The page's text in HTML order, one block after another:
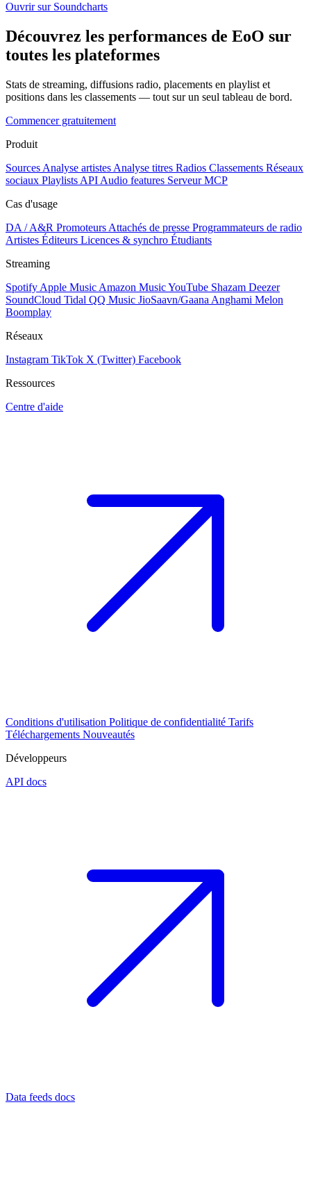
Ouvrir sur Soundcharts
Découvrez les performances de EoO sur
toutes les plateformes
Stats de streaming, diffusions radio, placements en playlist et
positions dans les classements — tout sur un seul tableau de bord.
Commencer gratuitement
Produit
Sources Analyse artistes Analyse titres Radios Classements Réseaux
sociaux Playlists API Audio features Serveur MCP
Cas d'usage
DA / A&R Promoteurs Attachés de presse Programmateurs de radio
Artistes Éditeurs Licences & synchro Étudiants
Streaming
Spotify Apple Music Amazon MusicYouTube Shazam Deezer
SoundCloud Tidal QQ Music JioSaavn/Gaana Anghami Melon
Boomplay
Réseaux
Instagram TikTok X (Twitter) Facebook
Ressources
Centre d'aide
Conditions d'utilisation Politique de confidentialité Tarifs
Téléchargements Nouveautés
Développeurs
API docs
Data feeds docs